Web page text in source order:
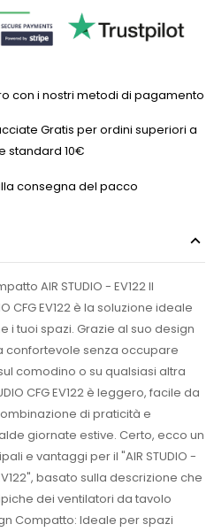
con i nostri metodi di pagamento
Gratis per ordini superiori a
standard 10€
consegna del pacco
AIR STUDIO - EV122 Il
CFG EV122 è la soluzione ideale
i tuoi spazi. Grazie al suo design
confortevole senza occupare
comodino o su qualsiasi altra
CFG EV122 è leggero, facile da
di praticità e
giornate estive. Certo, ecco un
e vantaggi per il "AIR STUDIO -
EV122", basato sulla descrizione che
dei ventilatori da tavolo
Compatto: Ideale per spazi